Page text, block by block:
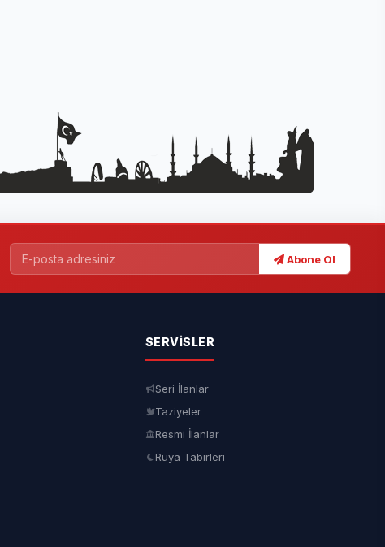
Abone Ol
SERVISLER
Seri İlanlar
Taziyeler
Resmi İlanlar
Rüya Tabirleri